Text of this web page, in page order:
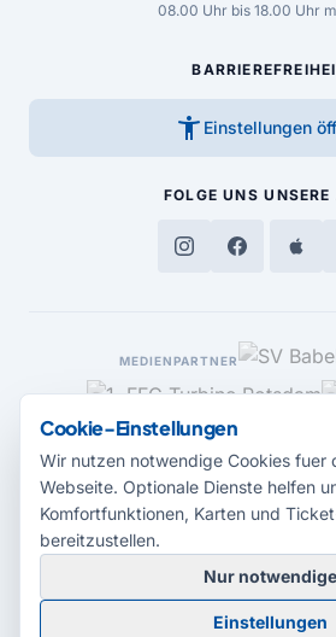
08.00 Uhr bis 18.00 Uhr
accessibility_new Einstellungen
FOLGE UNS UNSERE
MEDIENPARTNER
© 2026 Radio Potsdam. Webseite
Babelsberg
Cookie-Einstellungen
Wir nutzen notwendige Cookies fuer
Webseite. Optionale Dienste helfen
Komfortfunktionen, Karten und
bereitzustellen.
Nur notwendige
Einstellungen